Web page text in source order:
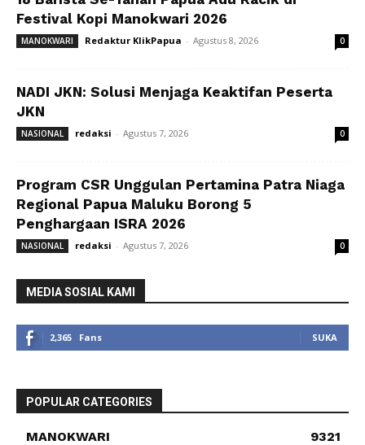
Festival Kopi Manokwari 2026
MANOKWARI Redaktur KlikPapua - Agustus 8, 2026 0
NADI JKN: Solusi Menjaga Keaktifan Peserta
JKN
NASIONAL redaksi - Agustus 7, 2026 0
Program CSR Unggulan Pertamina Patra Niaga
Regional Papua Maluku Borong 5
Penghargaan ISRA 2026
NASIONAL redaksi - Agustus 7, 2026 0
MEDIA SOSIAL KAMI
2,365 Fans SUKA
POPULAR CATEGORIES
MANOKWARI
9321